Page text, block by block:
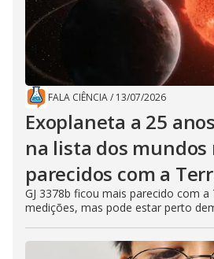
FALA CIÊNCIA/ 13/07/2026
Exoplaneta a 25
na lista dos mundos
parecidos com a
GJ 3378b ficou mais parecido com
medições, mas pode estar perto